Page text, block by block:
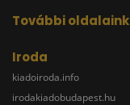
További oldalaink
Iroda
kiadoiroda.info
irodakiadobudapest.hu